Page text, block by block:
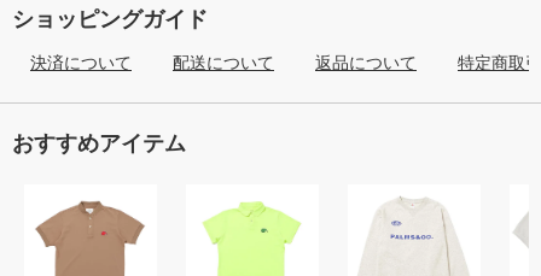
ショッピングガイド
決済について 配送について 返品について 特定商取
おすすめアイテム